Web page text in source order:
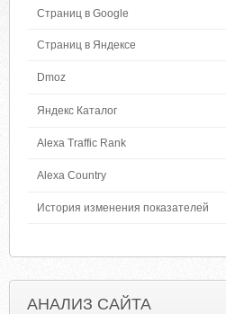
Страниц в Google
Страниц в Яндексе
Dmoz
Яндекс Каталог
Alexa Traffic Rank
Alexa Country
История изменения показателей
АНАЛИЗ САЙТА